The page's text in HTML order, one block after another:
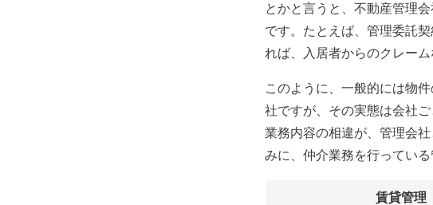
とかと言うと、不動産管理
です。たとえば、管理委託
れば、入居者からのクレー
このように、一般的には物
社ですが、その実態は会社
業務内容の相違が、管理会
みに、仲介業務を行ってい
賃貸管理